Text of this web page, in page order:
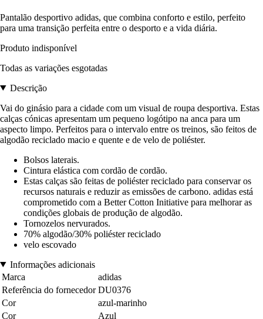
Pantalão desportivo adidas, que combina conforto e estilo, perfeito
para uma transição perfeita entre o desporto e a vida diária.
Produto indisponível
Todas as variações esgotadas
Descrição
Vai do ginásio para a cidade com um visual de roupa desportiva. Estas
calças cónicas apresentam um pequeno logótipo na anca para um
aspecto limpo. Perfeitos para o intervalo entre os treinos, são feitos de
algodão reciclado macio e quente e de velo de poliéster.
Bolsos laterais.
Cintura elástica com cordão de cordão.
Estas calças são feitas de poliéster reciclado para conservar os
recursos naturais e reduzir as emissões de carbono. adidas está
comprometido com a Better Cotton Initiative para melhorar as
condições globais de produção de algodão.
Tornozelos nervurados.
70% algodão/30% poliéster reciclado
velo escovado
Informações adicionais
Marca
adidas
Referência do fornecedor DU0376
Cor
azul-marinho
Cor
Azul